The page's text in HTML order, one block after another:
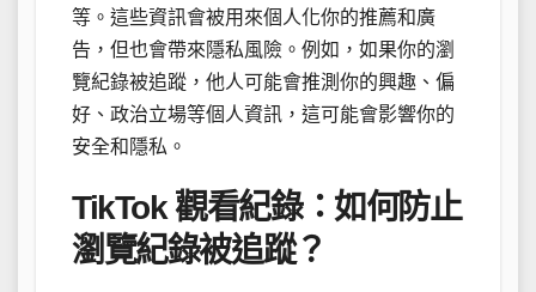
等。這些資訊會被用來個人化你的推薦和廣
告，但也會帶來隱私風險。例如，如果你的瀏
覽紀錄被追蹤，他人可能會推測你的興趣、偏
好、政治立場等個人資訊，這可能會影響你的
安全和隱私。
TikTok 觀看紀錄：如何防止
瀏覽紀錄被追蹤？